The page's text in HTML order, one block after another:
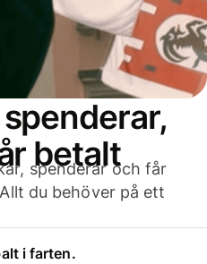
betalt
spenderar och får
du behöver på ett
i farten.